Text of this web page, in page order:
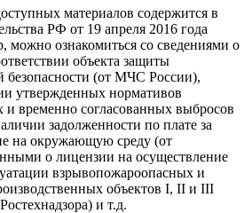
материалов содержится в
РФ от 19 апреля 2016 года
ознакомиться со сведениями о
объекта защиты
безопасности (от МЧС России),
утвержденных нормативов
и временно согласованных выбросов
задолженности по плате за
на окружающую среду (от
о лицензии на осуществление
взрывопожароопасных и
объектов I, II и III
и т.д.